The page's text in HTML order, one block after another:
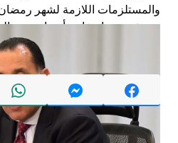
والمستلزمات اللازمة لشهر
مستقرة مع انخفاض أسعار بعض
وسوم: